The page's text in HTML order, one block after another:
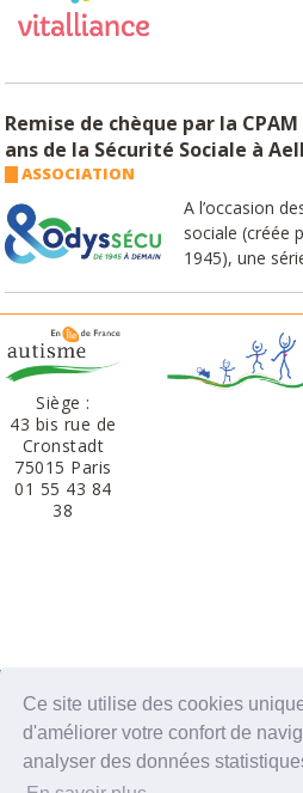
Ce site utilise des cookies
d'améliorer votre confort de
analyser des données
Remise de chèque par la
ans de la Sécurité Sociale à
ASSOCIATION
A l’occasion
sociale (créée
1945), une
Siège :
43 bis rue de
Cronstadt
75015 Paris
01 55 43 84
38‬​
Powered by aiw-asso |all-